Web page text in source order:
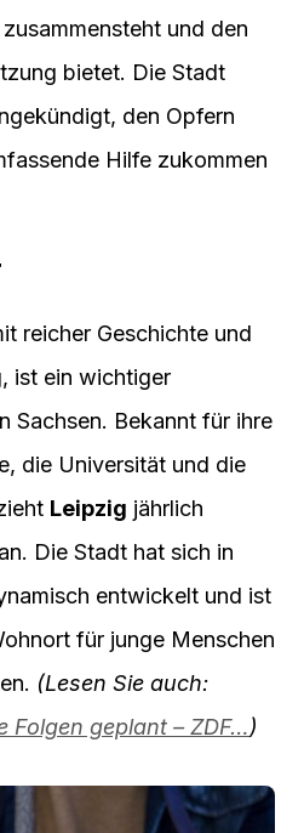
und den
bietet. Die Stadt
den Opfern
Hilfe zukommen
reicher Geschichte und
ist ein wichtiger
Sachsen. Bekannt für ihre
die Universität und die
Leipzig jährlich
Die Stadt hat sich in
entwickelt und ist
für junge Menschen
(Lesen Sie auch:
Folgen geplant – ZDF…)